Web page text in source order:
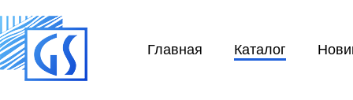
Главная Каталог